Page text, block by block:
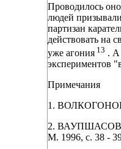
Проводилось
людей
партизан
действовать на
уже агония 13 . А
экспериментов
Примечания
1. ВОЛКОГОНОВ
2. ВАУПШАСОВ
М. 1996, с. 38 -